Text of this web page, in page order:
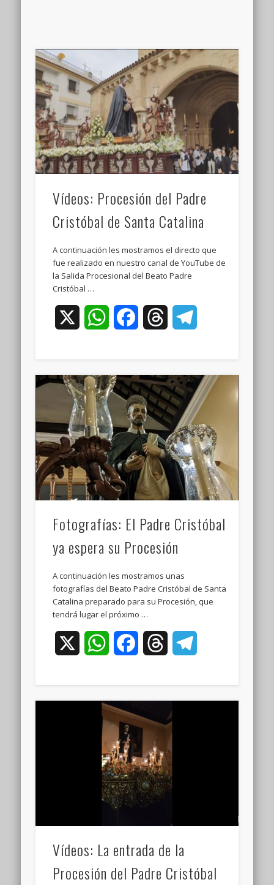
Vídeos: Procesión del Padre
Cristóbal de Santa Catalina
A continuación les mostramos el directo que
fue realizado en nuestro canal de YouTube de
la Salida Procesional del Beato Padre
Cristóbal …
WhatsAppFacebookThreads
Fotografías: El Padre Cristóbal
ya espera su Procesión
A continuación les mostramos unas
fotografías del Beato Padre Cristóbal de Santa
Catalina preparado para su Procesión, que
tendrá lugar el próximo …
WhatsAppFacebookThreads
Vídeos: La entrada de la
Procesión del Padre Cristóbal